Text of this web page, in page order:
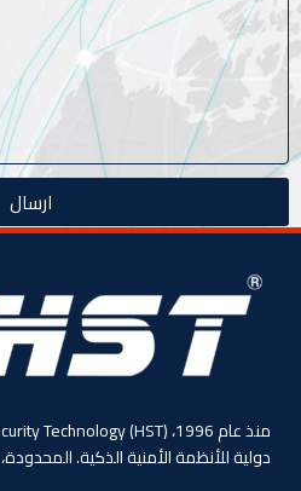
ارسال
دولية للأنظمة الأمنية الذكية. المحدودة،